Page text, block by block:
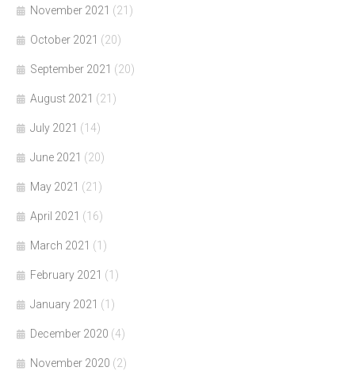
November 2021 (21)
October 2021 (20)
September 2021 (20)
August 2021 (21)
July 2021 (14)
June 2021 (20)
May 2021 (21)
April 2021 (16)
March 2021 (1)
February 2021 (1)
January 2021 (1)
December 2020 (4)
November 2020 (2)